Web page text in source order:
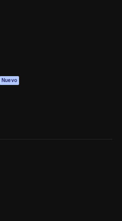
Nuevo